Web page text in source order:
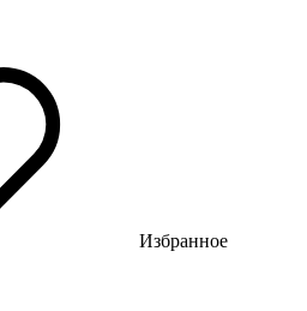
Избранное